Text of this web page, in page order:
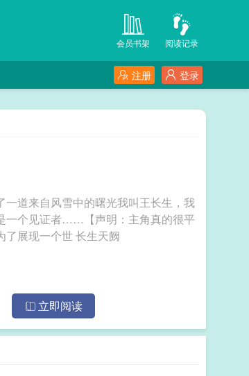
阅读记录
会员书架
登录
注册
道来自风雪中的曙光我叫王长生，我
一个见证者……【声明：主角真的很平
凡，就像简介所说一般，是一个见证者，长生这本书，也是为了展现一个世 长生天阙
立即阅读